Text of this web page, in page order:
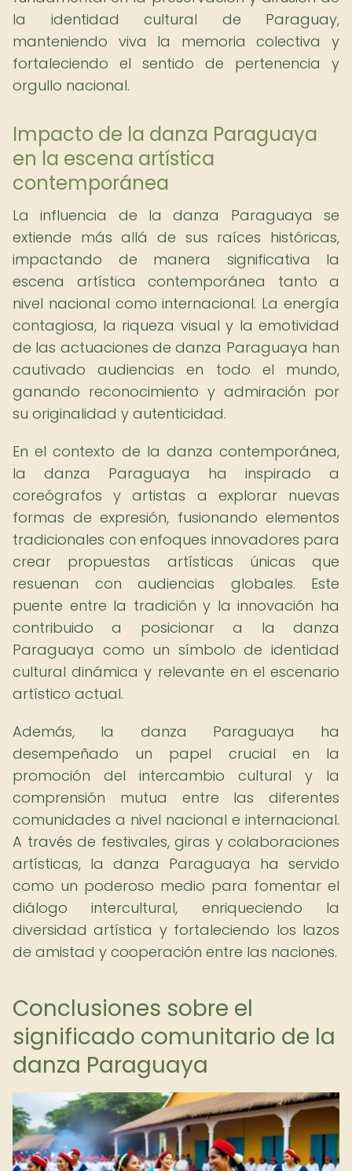
la identidad cultural de Paraguay,
manteniendo viva la memoria colectiva y
fortaleciendo el sentido de pertenencia y
orgullo nacional.
Impacto de la danza Paraguaya
en la escena artística
contemporánea
La influencia de la danza Paraguaya se
extiende más allá de sus raíces históricas,
impactando de manera significativa la
escena artística contemporánea tanto a
nivel nacional como internacional. La energía
contagiosa, la riqueza visual y la emotividad
de las actuaciones de danza Paraguaya han
cautivado audiencias en todo el mundo,
ganando reconocimiento y admiración por
su originalidad y autenticidad.
En el contexto de la danza contemporánea,
la danza Paraguaya ha inspirado a
coreógrafos y artistas a explorar nuevas
formas de expresión, fusionando elementos
tradicionales con enfoques innovadores para
crear propuestas artísticas únicas que
resuenan con audiencias globales. Este
puente entre la tradición y la innovación ha
contribuido a posicionar a la danza
Paraguaya como un símbolo de identidad
cultural dinámica y relevante en el escenario
artístico actual.
Además, la danza Paraguaya ha
desempeñado un papel crucial en la
promoción del intercambio cultural y la
comprensión mutua entre las diferentes
comunidades a nivel nacional e internacional.
A través de festivales, giras y colaboraciones
artísticas, la danza Paraguaya ha servido
como un poderoso medio para fomentar el
diálogo intercultural, enriqueciendo la
diversidad artística y fortaleciendo los lazos
de amistad y cooperación entre las naciones.
Conclusiones sobre el
significado comunitario de la
danza Paraguaya